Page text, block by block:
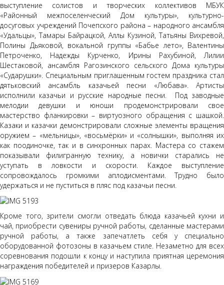
выступление солистов и творческих коллективов МБУК
«Районный межпоселенческий Дом культуры», культурно-
досуговых учреждений Почепского района – народного ансамбля
«Удальцы», Тамары Байрацкой, Аллы Кузиной, Татьяны Вихревой,
Полины Дьяковой, вокальной группы «Бабье лето», Валентины
Петроченко, Надежды Курченко, Ирины Рахубиной, Лилии
Шестаковой, ансамбля Рагозинского сельского Дома культуры
«Сударушки». Специальным приглашенным гостем праздника стал
дятьковский ансамбль казачьей песни «Любава». Артисты
исполнили казачьи и русские народные песни. Под заводные
мелодии девушки и юноши продемонстрировали свое
мастерство фланкировки – виртуозного обращения с шашкой.
Казаки и казачки демонстрировали сложные элементы вращения
оружием – «мельницы», «восьмёрки» и «солнышки», выполняя их
как поодиночке, так и в синхронных парах. Мастера со стажем
показывали филигранную технику, а новички старались не
уступать в ловкости и скорости. Каждое выступление
сопровождалось громкими аплодисментами. Трудно было
удержаться и не пуститься в пляс под казачьи песни.
Кроме того, зрители смогли отведать блюда казачьей кухни и
чай, приобрести сувениры ручной работы, сделанные мастерами
ручной работы, а также запечатлеть себя у специально
оборудованной фотозоны в казачьем стиле. Незаметно для всех
соревнования подошли к концу и наступила приятная церемония
награждения победителей и призеров Казарлы.